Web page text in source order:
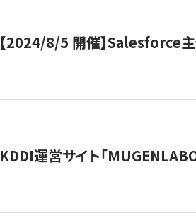
【2024/8/5 開催】
KDDI運営サイト「